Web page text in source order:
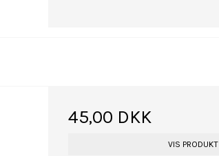
45,00 DKK
VIS PRODUKT